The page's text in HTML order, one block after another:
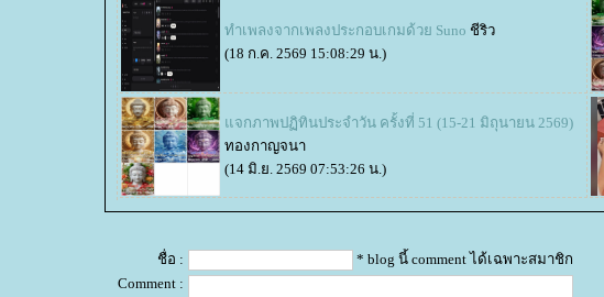
ทำเพลงจากเพลงประกอบเกมด้วย Suno ชีริว
(18 ก.ค. 2569 15:08:29 น.)
จกภาพปฏิทินประจำวัน ครั้งที่ 51 (15-21 มิถุนายน 2569)
ทองกาญจนา
(14 มิ.ย. 2569 07:53:26 น.)
ชื่อ :
* blog นี้ comment ได้เฉพาะสมาชิก
Comment :